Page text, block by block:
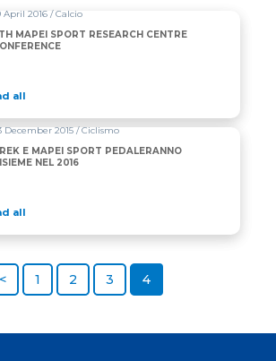
April 2016 / Calcio
MAPEI SPORT RESEARCH CENTRE
all
December 2015 / Ciclismo
E MAPEI SPORT PEDALERANNO
NEL 2016
all
< 1 2 3 4